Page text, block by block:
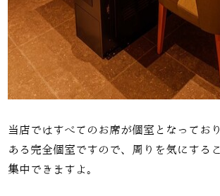
当店ではすべてのお席が個室となってお
ある完全個室ですので、周りを気にする
集中できますよ。